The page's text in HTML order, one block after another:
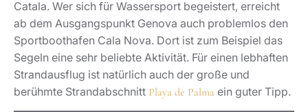
Catala. Wer sich für Wassersport begeistert, erreicht
ab dem Ausgangspunkt Genova auch problemlos den
Sportboothafen Cala Nova. Dort ist zum Beispiel das
Segeln eine sehr beliebte Aktivität. Für einen lebhaften
Strandausflug ist natürlich auch der große und
berühmte Strandabschnitt Playa de Palma ein guter Tipp.